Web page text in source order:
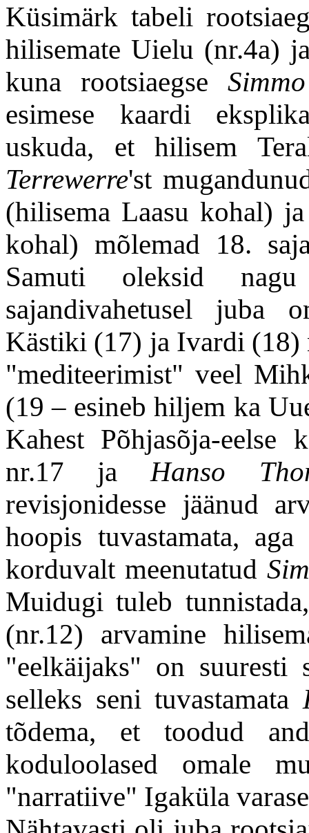
Küsimärk tabeli
hilisemate Uielu (nr.4a)
kuna rootsiaegse
esimese kaardi
uskuda, et hilisem
Terrewerre'st
(hilisema Laasu kohal)
kohal) mõlemad 18.
Samuti oleksid
sajandivahetusel juba
Kästiki (17) ja Ivardi (18)
"mediteerimist" veel
(19– esineb hiljem ka
Kahest Põhjasõja-eelse
nr.17 jaHanso
revisjonidesse jäänud
hoopis tuvastamata,
korduvalt meenutatud
Muidugi tuleb
(nr.12) arvamine
"eelkäijaks" on suuresti
selleks seni tuvastamata
tõdema, et toodud
koduloolased omale
"narratiive" Igaküla